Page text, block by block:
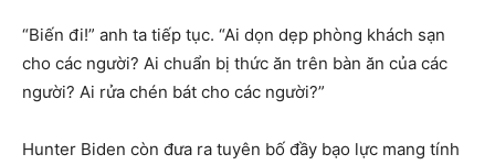
“Biến đi!” anh ta tiếp tục. “Ai dọn dẹp phòng khách sạn
cho các người? Ai chuẩn bị thức ăn trên bàn ăn của các
người? Ai rửa chén bát cho các người?”
Hunter Biden còn đưa ra tuyên bố đầy bạo lực mang tính